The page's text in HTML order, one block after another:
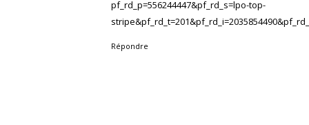
pf_rd_p=556244447&pf_rd_s=lpo-top-
Répondre